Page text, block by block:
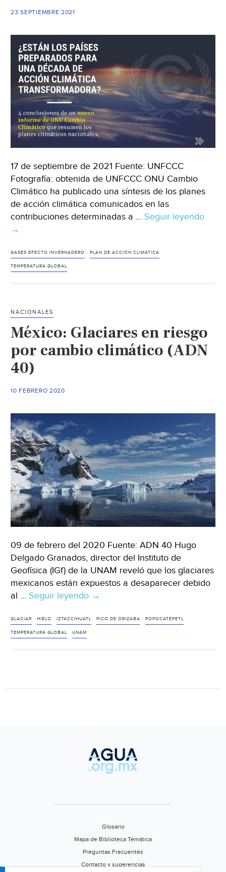
23 SEPTIEMBRE 2021
17 de septiembre de 2021 Fuente: UNFCCC
Fotografía: obtenida de UNFCCC ONU Cambio
Climático ha publicado una síntesis de los planes
de acción climática comunicados en las
contribuciones determinadas a … Seguir leyendo
pero
→
GASES EFECTO INVERNADERO PLAN DE ACCIÓN CLIMÁTICA
TEMPERATURA GLOBAL
NACIONALES
México: Glaciares en riesgo
por cambio climático (ADN
40)
10 FEBRERO 2020
09 de febrero del 2020 Fuente: ADN 40 Hugo
Delgado Granados, director del Instituto de
Geofísica (IGf) de la UNAM reveló que los glaciares
mexicanos están expuestos a desaparecer debido
al … Seguir leyendo México:
en
→
GLACIAR HIELO IZTACCÍHUATL PICO DE ORIZABA POPOCATÉPETL
TEMPERATURA GLOBAL UNAM
Glosario
Mapa de Biblioteca Temática
Preguntas Frecuentes
Contacto y sugerencias